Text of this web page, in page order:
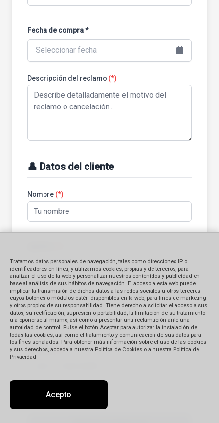
Fecha de compra *
Seleccionar fecha
Descripción del reclamo (*)
👤 Datos del cliente
Nombre (*)
E-mail (*)
Teléfono(*)
Tratamos datos personales de navegación, tales como direcciones IP o
identificadores en línea, y utilizamos cookies, propias y de terceros, para
analizar el uso de la web y personalizar nuestros contenidos y publicidad en
base al análisis de sus hábitos de navegación. El acceso a esta web puede
implicar la transmisión de dichos datos a las redes sociales u otros terceros
cuyos botones o módulos estén disponibles en la web, para fines de marketing
y otros propios de su responsabilidad. Tiene derecho a solicitar el acceso a sus
datos, su rectificación, supresión o portabilidad, la limitación de su tratamiento
u a oponerse al mismo, así como a presentar una reclamación ante una
autoridad de control. Pulse el botón Aceptar para autorizar la instalación de
todas las cookies, así como el tratamiento y comunicación de sus datos para
los fines señalados. Para obtener más información sobre el uso de las cookies
y sus derechos, acceda a nuestra Política de Cookies o a nuestra Política de
Privacidad
Acepto